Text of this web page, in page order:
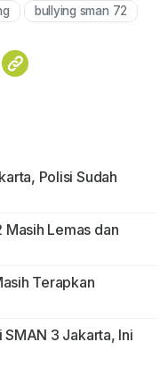
bullying sman 72
Polisi Sudah
Masih Lemas dan
Terapkan
3 Jakarta, Ini